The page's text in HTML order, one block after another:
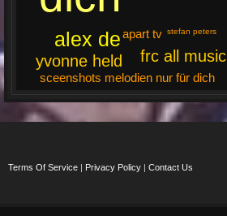
alex de
frc all music
yvonne held
apart tv
sceenshots melodien nur für dich
stefan peters
Terms Of Service | Privacy Policy | Contact Us